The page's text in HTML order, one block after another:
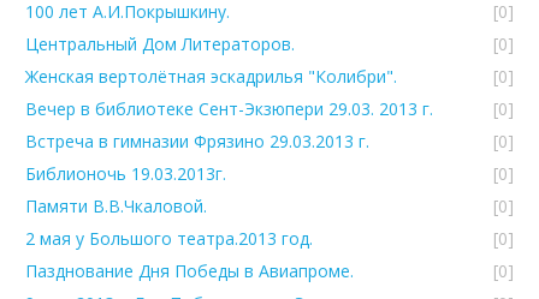
100 лет А.И.Покрышкину.
[0]
Центральный Дом Литераторов.
[0]
Женская вертолётная эскадрилья "Колибри".
[0]
Вечер в библиотеке Сент-Экзюпери 29.03. 2013 г.
[0]
Встреча в гимназии Фрязино 29.03.2013 г.
[0]
Библионочь 19.03.2013г.
[0]
Памяти В.В.Чкаловой.
[0]
2 мая у Большого театра.2013 год.
[0]
Пазднование Дня Победы в Авиапроме.
[0]